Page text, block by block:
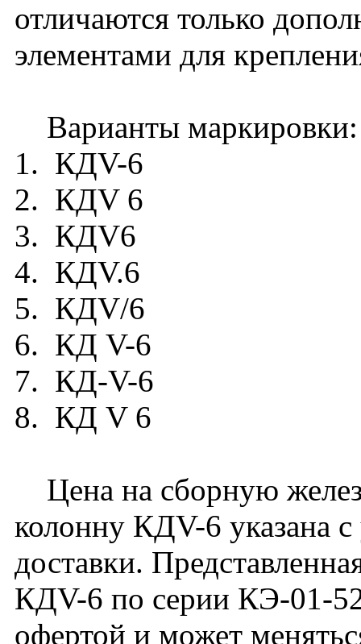
отличаются только
элементами для
Варианты маркировки:
1. КДV-6
2. КДV 6
3. КДV6
4. КДV.6
5. КДV/6
6. КД V-6
7. КД-V-6
8. КД V 6
Цена на сборную
колонну КДV-6 указана
доставки.
КДV-6 по серии КЭ-01-
офертой и может